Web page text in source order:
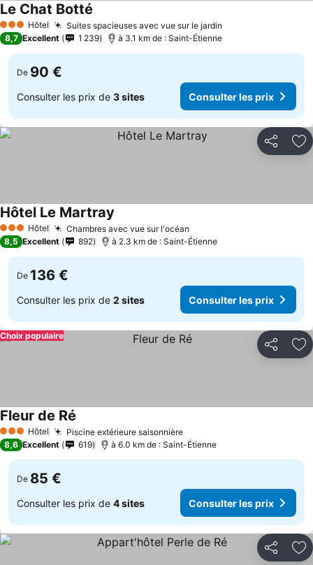
3 ÉtoilesHôtel Suites spacieuses avec vue sur le jardin
Le Chat Botté
8,7 Excellent 1 239 à 3.1 km de : Saint-Étienne
De 90 €
Consulter les prix de 3 sites Consulter les prix
Partager
3 ÉtoilesHôtel Chambres avec vue sur l'océan
Hôtel Le Martray
8,5 Excellent 892 à 2.3 km de : Saint-Étienne
De 136 €
Consulter les prix de 2 sites Consulter les prix
Partager
Choix populaire
3 ÉtoilesHôtel Piscine extérieure saisonnière
Fleur de Ré
8,6 Excellent 619 à 6.0 km de : Saint-Étienne
De 85 €
Consulter les prix de 4 sites Consulter les prix
Partager